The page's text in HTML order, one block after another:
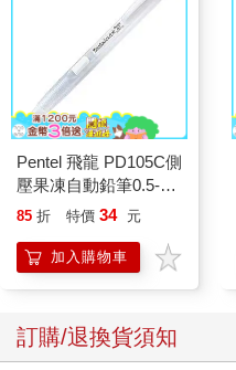
Pentel 飛龍 PD105C側
壓果凍自動鉛筆0.5-白
桿
85 折 特價 34 元
加入購物車
訂購/退換貨須知